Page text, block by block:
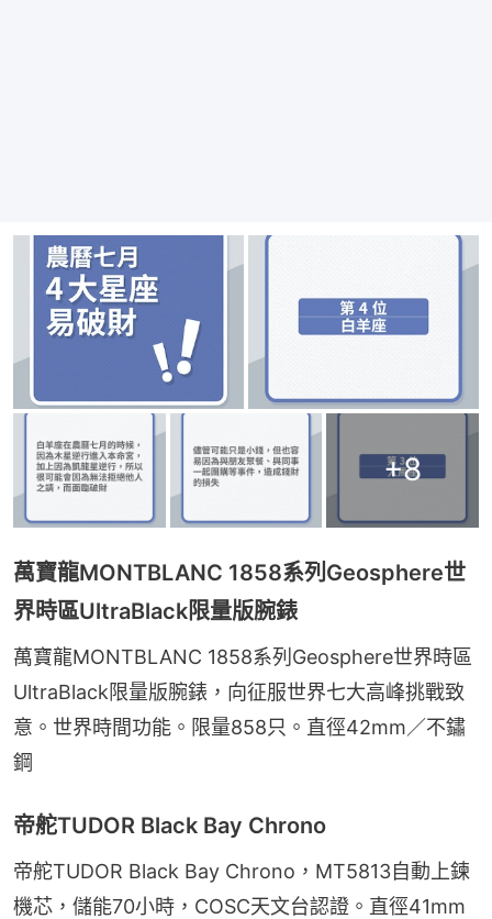
+8
萬寶龍MONTBLANC 1858系列Geosphere世
界時區UltraBlack限量版腕錶
萬寶龍MONTBLANC 1858系列Geosphere世界時區
UltraBlack限量版腕錶，向征服世界七大高峰挑戰致
意。世界時間功能。限量858只。直徑42mm／不鏽
鋼
帝舵TUDOR Black Bay Chrono
帝舵TUDOR Black Bay Chrono，MT5813自動上鍊
機芯，儲能70小時，COSC天文台認證。直徑41mm